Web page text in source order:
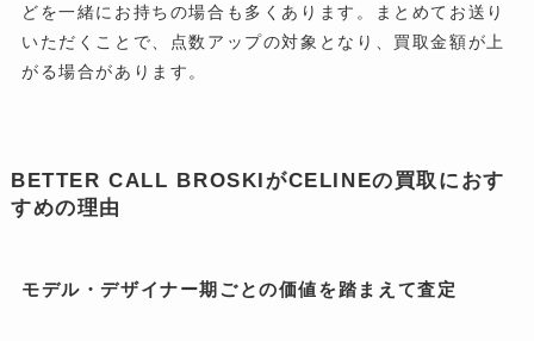
どを一緒にお持ちの場合も多くあります。まとめてお送り
いただくことで、点数アップの対象となり、買取金額が上
がる場合があります。
BETTER CALL BROSKIがCELINEの買取におす
すめの理由
モデル・デザイナー期ごとの価値を踏まえて査定